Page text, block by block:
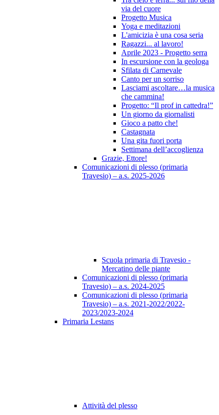
via del cuore
Progetto Musica
Yoga e meditazioni
L'amicizia è una cosa seria
Ragazzi... al lavoro!
Aprile 2023 - Progetto serra
In escursione con la geologa
Sfilata di Carnevale
Canto per un sorriso
Lasciami ascoltare…la musica
che cammina!
Progetto: “Il prof in cattedra!”
Un giorno da giornalisti
Gioco a patto che!
Castagnata
Una gita fuori porta
Settimana dell’accoglienza
Grazie, Ettore!
Comunicazioni di plesso (primaria
Travesio) – a.s. 2025-2026
Scuola primaria di Travesio -
Mercatino delle piante
Comunicazioni di plesso (primaria
Travesio) – a.s. 2024-2025
Comunicazioni di plesso (primaria
Travesio) – a.s. 2021-2022/2022-
2023/2023-2024
Primaria Lestans
Attività del plesso